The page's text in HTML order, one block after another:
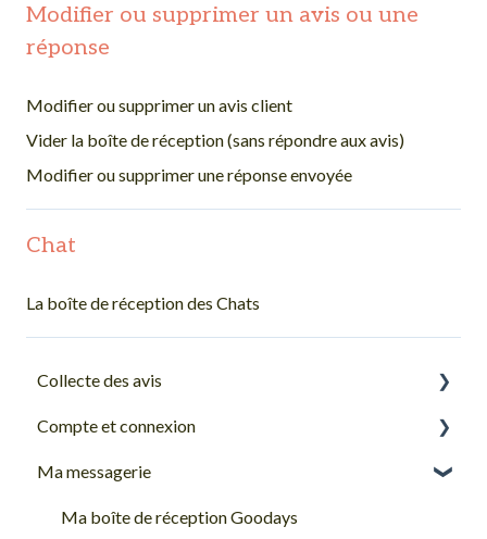
Modifier ou supprimer un avis ou une
réponse
Modifier ou supprimer un avis client
Vider la boîte de réception (sans répondre aux avis)
Modifier ou supprimer une réponse envoyée
Chat
La boîte de réception des Chats
Collecte des avis
Canaux de collecte et sources d'avis
Compte et connexion
Premiers pas sur Goodays
Les bases d'organisation des comptes Goodays
Ma messagerie
Ma boîte de réception Goodays